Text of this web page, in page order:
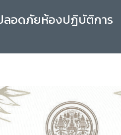
ลอดภัยห้องปฏิบัติการ